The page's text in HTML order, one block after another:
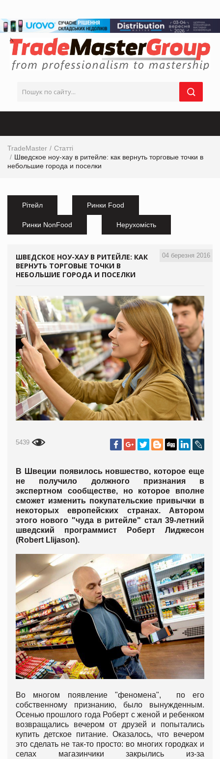
TradeMaster
Статті
Шведское ноу-хау в ритейле: как вернуть торговые точки в
небольшие города и поселки
Рітейл Ринки Food
Ринки NonFood Нерухомість
04 березня 2016
ШВЕДСКОЕ НОУ-ХАУ В РИТЕЙЛЕ: КАК
ВЕРНУТЬ ТОРГОВЫЕ ТОЧКИ В
НЕБОЛЬШИЕ ГОРОДА И ПОСЕЛКИ
5439
В Швеции появилось новшество, которое еще
не получило должного признания в
экспертном сообществе, но которое вполне
сможет изменить покупательские привычки в
некоторых европейских странах. Автором
этого нового "чуда в ритейле" стал 39-летний
шведский программист Роберт Лиджесон
(Robert Llijason).
Во многом появление "феномена", по его
собственному признанию, было вынужденным.
Осенью прошлого года Роберт с женой и ребенком
возвращались вечером от друзей и попытались
купить детское питание. Оказалось, что вечером
это сделать не так-то просто: во многих городках и
селах магазинчики закрылись из-за